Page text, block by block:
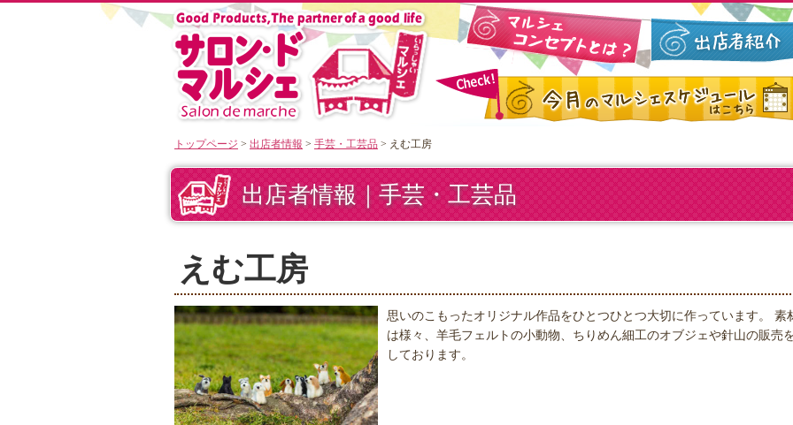
トップページ > 出店者情報 > 手芸・工芸品 > えむ工房
出店者情報｜手芸・工芸品
えむ工房
思いのこもったオリジナル作品をひとつひとつ大切に作っています。 素
は様々、羊毛フェルトの小動物、ちりめん細工のオブジェや針山の販売
しております。